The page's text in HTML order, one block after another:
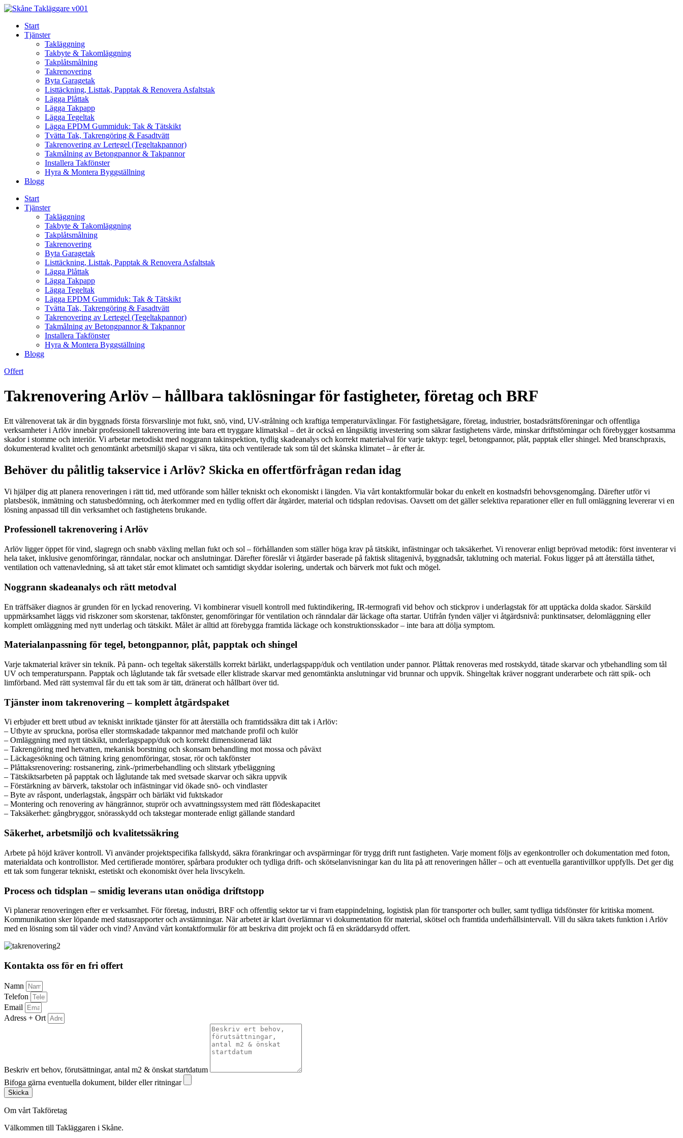
Skip
contentStart
Tjänster
Takläggning
Takbyte & Takomläggning
Takplåtsmålning
Takrenovering
Byta Garagetak
Listtäckning, Listtak, Papptak & Renovera Asfaltstak
Lägga Plåttak
Lägga Takpapp
Lägga Tegeltak
Lägga EPDM Gummiduk: Tak & Tätskikt
Tvätta Tak, Takrengöring & Fasadtvätt
Takrenovering av Lertegel (Tegeltakpannor)
Takmålning av Betongpannor & Takpannor
Installera Takfönster
Hyra & Montera Byggställning
Blogg
Start
Tjänster
Takläggning
Takbyte & Takomläggning
Takplåtsmålning
Takrenovering
Byta Garagetak
Listtäckning, Listtak, Papptak & Renovera Asfaltstak
Lägga Plåttak
Lägga Takpapp
Lägga Tegeltak
Lägga EPDM Gummiduk: Tak & Tätskikt
Tvätta Tak, Takrengöring & Fasadtvätt
Takrenovering av Lertegel (Tegeltakpannor)
Takmålning av Betongpannor & Takpannor
Installera Takfönster
Hyra & Montera Byggställning
Blogg
Offert
Takrenovering Arlöv – hållbara taklösningar för fastigheter, företag och BRF
Ett välrenoverat tak är din byggnads första försvarslinje mot fukt, snö, vind, UV-strålning och kraftiga temperaturväxlingar. För fastighetsägare, företag, industrier, bostadsrättsföreningar och offentliga
verksamheter i Arlöv innebär professionell takrenovering inte bara ett tryggare klimatskal – det är också en långsiktig investering som säkrar fastighetens värde, minskar driftstörningar och förebygger kostsamma
skador i stomme och interiör. Vi arbetar metodiskt med noggrann takinspektion, tydlig skadeanalys och korrekt materialval för varje taktyp: tegel, betongpannor, plåt, papptak eller shingel. Med branschpraxis,
dokumenterad kvalitet och genomtänkt arbetsmiljö skapar vi säkra, täta och ventilerade tak som tål det skånska klimatet – år efter år.
Behöver du pålitlig takservice i Arlöv? Skicka en offertförfrågan redan idag
Vi hjälper dig att planera renoveringen i rätt tid, med utförande som håller tekniskt och ekonomiskt i längden. Via vårt kontaktformulär bokar du enkelt en kostnadsfri behovsgenomgång. Därefter utför vi
platsbesök, inmätning och statusbedömning, och återkommer med en tydlig offert där åtgärder, material och tidsplan redovisas. Oavsett om det gäller selektiva reparationer eller en full omläggning levererar vi en
lösning anpassad till din verksamhet och fastighetens brukande.
Professionell takrenovering i Arlöv
Arlöv ligger öppet för vind, slagregn och snabb växling mellan fukt och sol – förhållanden som ställer höga krav på tätskikt, infästningar och taksäkerhet. Vi renoverar enligt beprövad metodik: först inventerar vi
hela taket, inklusive genomföringar, ränndalar, nockar och anslutningar. Därefter föreslår vi åtgärder baserade på faktisk slitagenivå, byggnadsår, taklutning och material. Fokus ligger på att återställa täthet,
ventilation och vattenavledning, så att taket står emot klimatet och samtidigt skyddar isolering, undertak och bärverk mot fukt och mögel.
Noggrann skadeanalys och rätt metodval
En träffsäker diagnos är grunden för en lyckad renovering. Vi kombinerar visuell kontroll med fuktindikering, IR-termografi vid behov och stickprov i underlagstak för att upptäcka dolda skador. Särskild
uppmärksamhet läggs vid riskzoner som skorstenar, takfönster, genomföringar för ventilation och ränndalar där läckage ofta startar. Utifrån fynden väljer vi åtgärdsnivå: punktinsatser, delomläggning eller
komplett omläggning med nytt underlag och tätskikt. Målet är alltid att förebygga framtida läckage och konstruktionsskador – inte bara att dölja symptom.
Materialanpassning för tegel, betongpannor, plåt, papptak och shingel
Varje takmaterial kräver sin teknik. På pann- och tegeltak säkerställs korrekt bärläkt, underlagspapp/duk och ventilation under pannor. Plåttak renoveras med rostskydd, tätade skarvar och ytbehandling som tål
UV och temperaturspann. Papptak och låglutande tak får svetsade eller klistrade skarvar med genomtänkta anslutningar vid brunnar och uppvik. Shingeltak kräver noggrant underarbete och rätt spik- och
limförband. Med rätt systemval får du ett tak som är tätt, dränerat och hållbart över tid.
Tjänster inom takrenovering – komplett åtgärdspaket
Vi erbjuder ett brett utbud av tekniskt inriktade tjänster för att återställa och framtidssäkra ditt tak i Arlöv:
– Utbyte av spruckna, porösa eller stormskadade takpannor med matchande profil och kulör
– Omläggning med nytt tätskikt, underlagspapp/duk och korrekt dimensionerad läkt
– Takrengöring med hetvatten, mekanisk borstning och skonsam behandling mot mossa och påväxt
– Läckagesökning och tätning kring genomföringar, stosar, rör och takfönster
– Plåttaksrenovering: rostsanering, zink-/primerbehandling och slitstark ytbeläggning
– Tätskiktsarbeten på papptak och låglutande tak med svetsade skarvar och säkra uppvik
– Förstärkning av bärverk, takstolar och infästningar vid ökade snö- och vindlaster
– Byte av råspont, underlagstak, ångspärr och bärläkt vid fuktskador
– Montering och renovering av hängrännor, stuprör och avvattningssystem med rätt flödeskapacitet
– Taksäkerhet: gångbryggor, snörasskydd och takstegar monterade enligt gällande standard
Säkerhet, arbetsmiljö och kvalitetssäkring
Arbete på höjd kräver kontroll. Vi använder projektspecifika fallskydd, säkra förankringar och avspärrningar för trygg drift runt fastigheten. Varje moment följs av egenkontroller och dokumentation med foton,
materialdata och kontrollistor. Med certifierade montörer, spårbara produkter och tydliga drift- och skötselanvisningar kan du lita på att renoveringen håller – och att eventuella garantivillkor uppfylls. Det ger dig
ett tak som fungerar tekniskt, estetiskt och ekonomiskt över hela livscykeln.
Process och tidsplan – smidig leverans utan onödiga driftstopp
Vi planerar renoveringen efter er verksamhet. För företag, industri, BRF och offentlig sektor tar vi fram etappindelning, logistisk plan för transporter och buller, samt tydliga tidsfönster för kritiska moment.
Kommunikation sker löpande med statusrapporter och avstämningar. När arbetet är klart överlämnar vi dokumentation för material, skötsel och framtida underhållsintervall. Vill du säkra takets funktion i Arlöv
med en lösning som tål väder och vind? Använd vårt kontaktformulär för att beskriva ditt projekt och få en skräddarsydd offert.
Kontakta oss för en fri offert
Namn
Telefon
Email
Adress + Ort
Beskriv ert behov, förutsättningar, antal m2 & önskat startdatum
Bifoga gärna eventuella dokument, bilder eller ritningar
Skicka
Om vårt Takföretag
Välkommen till Takläggaren i Skåne.